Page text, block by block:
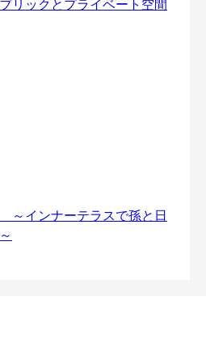
リックとプライベート空間
～インナーテラスで孫と日